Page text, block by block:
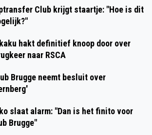
Club krijgt staartje: "Hoe is dit
hakt definitief knoop door over
naar RSCA
Brugge neemt besluit over
slaat alarm: "Dan is het finito voor
Brugge"